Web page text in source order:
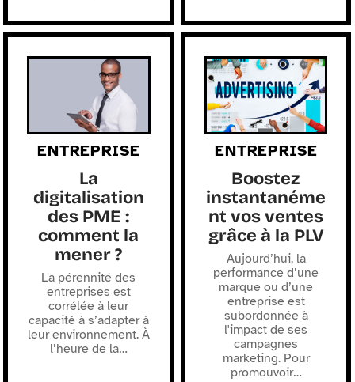
ENTREPRISE
La
digitalisation
des PME :
comment la
mener ?
La pérennité des
entreprises est
corrélée à leur
capacité à s’adapter à
leur environnement. À
l’heure de la…
ENTREPRISE
Boostez
instantanéme
nt vos ventes
grâce à la PLV
Aujourd’hui, la
performance d’une
marque ou d’une
entreprise est
subordonnée à
l'impact de ses
campagnes
marketing. Pour
promouvoir…